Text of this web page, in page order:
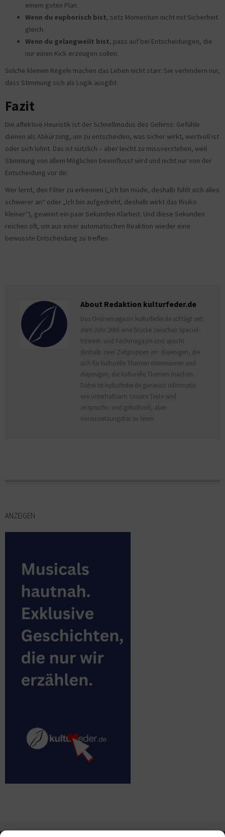
einem guten Plan.
Wenn du euphorisch bist, setz Momentum nicht mit Sicherheit
gleich.
Wenn du gelangweilt bist, pass auf bei Entscheidungen, die
nur einen Kick erzeugen sollen.
Solche kleinen Regeln machen das Leben nicht starr. Sie verhindern nur,
dass Stimmung sich als Logik ausgibt.
Fazit
Die affektive Heuristik ist der Schnellmodus des Gehirns: Gefühle
dienen als Abkürzung, um zu entscheiden, was sicher wirkt, wertvoll ist
oder sich lohnt. Das ist nützlich – aber leicht zu missverstehen, weil
Stimmung von allem Möglichen beeinflusst wird und nicht nur von der
Entscheidung vor dir.
Wer lernt, den Filter zu erkennen („Ich bin müde, deshalb fühlt sich alles
schwerer an“ oder „Ich bin aufgedreht, deshalb wirkt das Risiko
kleiner“), gewinnt ein paar Sekunden Klarheit. Und diese Sekunden
reichen oft, um aus einer automatischen Reaktion wieder eine
bewusste Entscheidung zu treffen.
About Redaktion kulturfeder.de
Das Onlinemagazin kulturfeder.de schlägt seit
dem Jahr 2006 eine Brücke zwischen Special-
Interest- und Fachmagazin und spricht
deshalb zwei Zielgruppen an: diejenigen, die
sich für kulturelle Themen interessieren und
diejenigen, die kulturelle Themen machen.
Dabei ist kulturfeder.de genauso informativ
wie unterhaltsam. Unsere Texte sind
anspruchs- und gehaltvoll, aber
voraussetzungsfrei zu lesen.
ANZEIGEN